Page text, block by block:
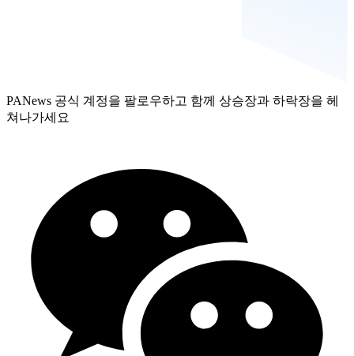
PANews 공식 계정을 팔로우하고 함께 상승장과 하락장을 헤
쳐나가세요